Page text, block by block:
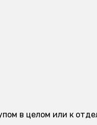
в целом или к